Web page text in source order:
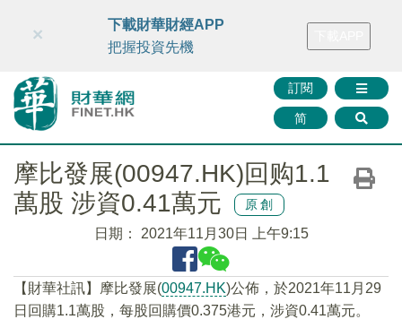
財華智庫網 FINTV FINMETA 財華證券 媒體矩陣
訂閱
简
×
下載財華財經APP
把握投資先機
摩比發展(00947.HK)回购1.1
萬股 涉資0.41萬元
原創
日期： 2021年11月30日 上午9:15
【財華社訊】摩比發展(00947.HK)公佈，於2021年11月29
日回購1.1萬股，每股回購價0.375港元，涉資0.41萬元。